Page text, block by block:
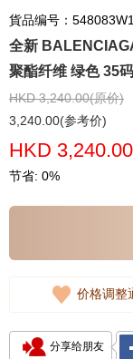
貨品编号：
全新
聚酯纤维 绿色 35码
HKD 3,240.00(原价)
3,240.00(参考价)
HKD 3,240.00
节省: 0%
价格调整
分享给朋友